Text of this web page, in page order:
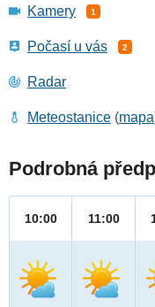
Kamery 1
Počasí u vás 2
Radar
Meteostanice (mapa
Podrobná
10:00 11:00